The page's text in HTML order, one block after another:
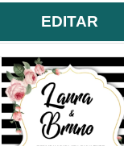
EDITAR